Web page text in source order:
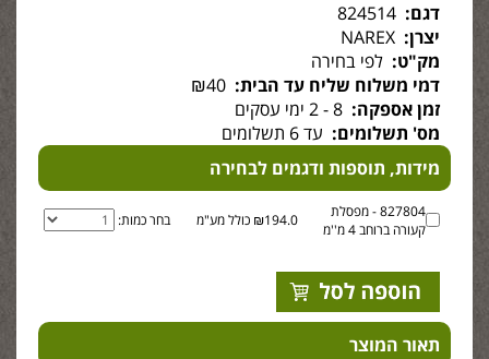
דגם:
יצרן:
מק"ט: לפי בחירה
דמי משלוח שליח עד הבית:
זמן אספקה:
מס' תשלומים: עד 6 תשלומים
מידות, תוספות ודגמים לבחירה
827804 - מפסלת
קעורה ברוחב 4 מ''מ
₪194.0 כולל מע"מ בחר כמות:
תאור המוצר